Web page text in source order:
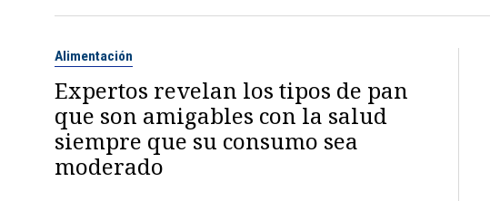
Alimentación
Expertos revelan los tipos de pan
que son amigables con la salud
siempre que su consumo sea
moderado